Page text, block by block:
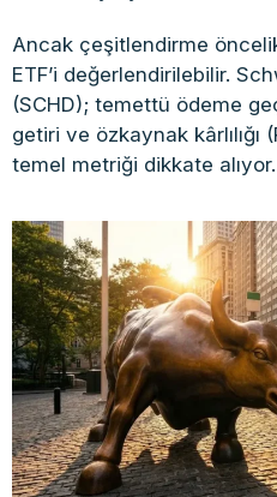
Ancak çeşitlendirme
ETF’i değerlendirilebilir.
(SCHD); temettü ödeme
getiri ve özkaynak kârlılığı
temel metriği dikkate alıyor.